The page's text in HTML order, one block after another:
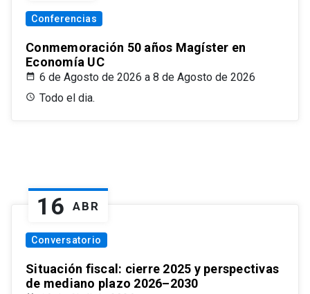
Conferencias
Conmemoración 50 años Magíster en
Economía UC
6 de Agosto de 2026 a 8 de Agosto de 2026
Todo el dia.
16 ABR
Conversatorio
Situación fiscal: cierre 2025 y perspectivas
de mediano plazo 2026–2030